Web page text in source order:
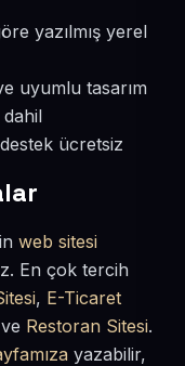
yazılmış yerel
uyumlu tasarım
ücretsiz
web sitesi
En çok tercih
, E-Ticaret
ve Restoran Sitesi.
yazabilir,